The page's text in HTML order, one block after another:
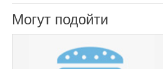
Могут подойти